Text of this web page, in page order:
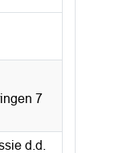
7
d.d.